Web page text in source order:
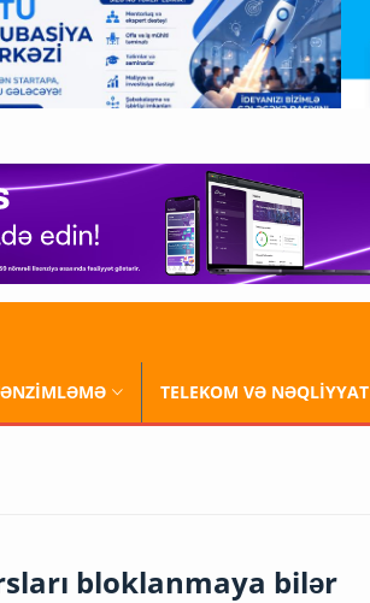
TELEKOM VƏ NƏQLİYYAT
bloklanmaya bilər